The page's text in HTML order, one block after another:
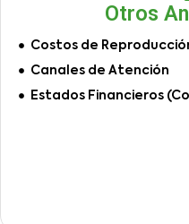
Otros
Costos de
Canales de Atención
Estados Financieros